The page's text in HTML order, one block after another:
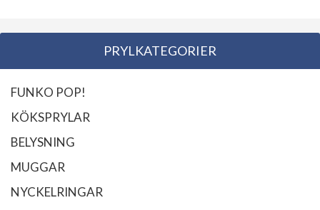
PRYLKATEGORIER
FUNKO POP!
KÖKSPRYLAR
BELYSNING
MUGGAR
NYCKELRINGAR